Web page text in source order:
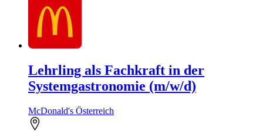
Lehrling als Fachkraft in der
Systemgastronomie (m/w/d)
McDonald's Österreich